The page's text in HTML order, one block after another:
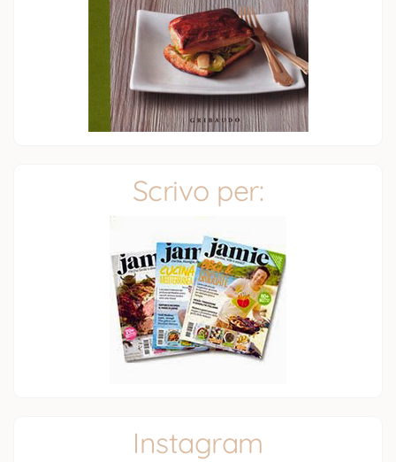
Scrivo per:
Instagram